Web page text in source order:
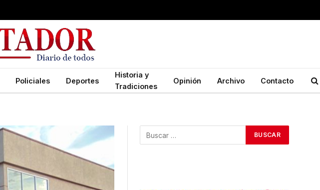
Policiales Deportes
Historia y
Tradiciones
Opinión Archivo Contacto